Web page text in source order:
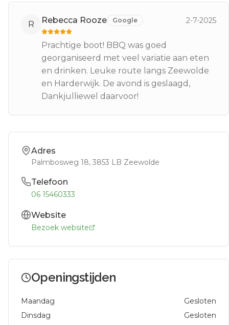
R Rebecca Rooze Google 2-7-2025
Prachtige boot! BBQ was goed
georganiseerd met veel variatie aan eten
en drinken. Leuke route langs Zeewolde
en Harderwijk. De avond is geslaagd,
Dankjulliewel daarvoor!
Adres
Palmbosweg 18, 3853 LB Zeewolde
Telefoon
06 15460333
Website
Bezoek website
Openingstijden
Maandag
Gesloten
Dinsdag
Gesloten